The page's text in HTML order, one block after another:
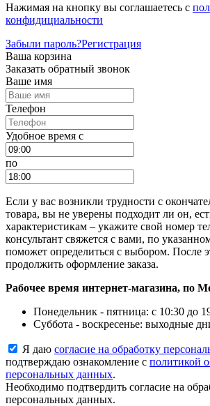
Нажимая на кнопку вы соглашаетесь с
конфидициальности
Забыли пароль?Регистрация
Ваша корзина
Заказать обратный звонок
Ваше имя
Телефон
Удобное время c
по
Если у вас возникли трудности с
товара, вы не уверены подходит ли он,
характеристикам – укажите свой номер
консультант свяжется с вами, по
поможет определиться с выбором. После
продолжить оформление заказа.
Рабочее время интернет-магазина, по
Понедельник - пятница: с 10:30 до
Суббота - воскресенье: выходные
Я даю согласие на обработку
подтверждаю ознакомление с политикой
персональных данных.
Необходимо подтвердить согласие на
персональных данных.